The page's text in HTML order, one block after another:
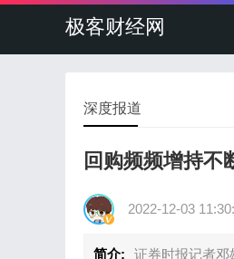
极客财经网
深度报道
回购频频增持不
2022-12-03
简介:
证券时报记者